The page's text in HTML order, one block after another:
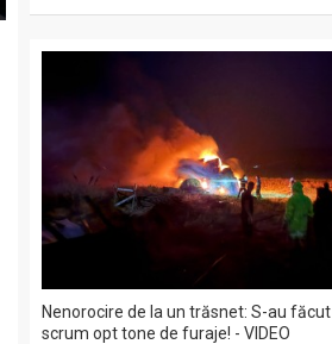
Nenorocire de la un trăsnet: S-au făcut
scrum opt tone de furaje! - VIDEO